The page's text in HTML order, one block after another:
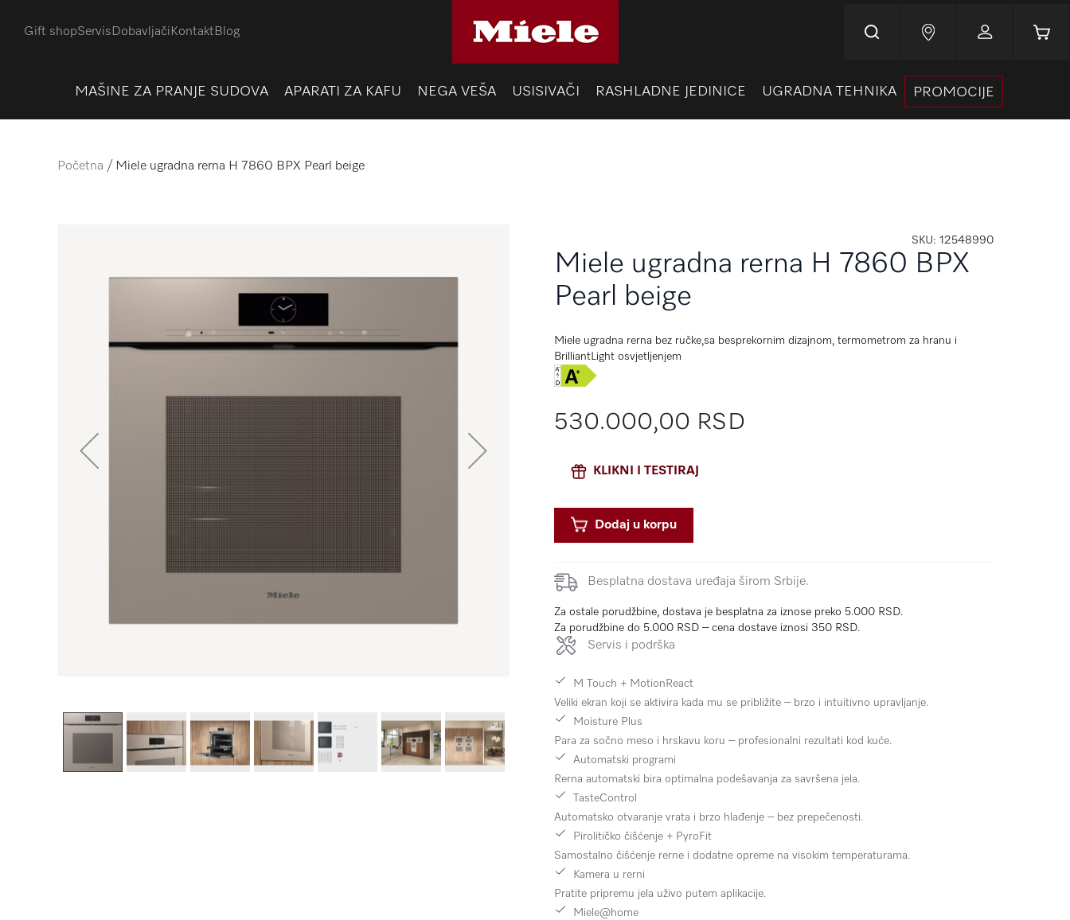
Gift shopServis Dobavljači Kontakt Blog
MAŠINE ZA PRANJE SUDOVA APARATI ZA KAFU NEGA VEŠA USISIVAČI RASHLADNE JEDINICE UGRADNA TEHNIKA PROMOCIJE
Početna Miele ugradna rerna H 7860 BPX Pearl beige
SKU 12548990
Miele ugradna rerna H 7860 BPX
Pearl beige
Miele ugradna rerna bez ručke,sa besprekornim dizajnom, termometrom za hranu i
BrilliantLight osvjetljenjem
530.000,00 RSD
KLIKNI I TESTIRAJ
Dodaj u korpu
Besplatna dostava uređaja širom Srbije.
Za ostale porudžbine, dostava je besplatna za iznose preko 5.000 RSD.
Za porudžbine do 5.000 RSD – cena dostave iznosi 350 RSD.
Servis i podrška
M Touch + MotionReact
Veliki ekran koji se aktivira kada mu se približite – brzo i intuitivno upravljanje.
Moisture Plus
Para za sočno meso i hrskavu koru – profesionalni rezultati kod kuće.
Automatski programi
Rerna automatski bira optimalna podešavanja za savršena jela.
TasteControl
Automatsko otvaranje vrata i brzo hlađenje – bez prepečenosti.
Pirolitičko čišćenje + PyroFit
Samostalno čišćenje rerne i dodatne opreme na visokim temperaturama.
Kamera u rerni
Pratite pripremu jela uživo putem aplikacije.
Miele@home